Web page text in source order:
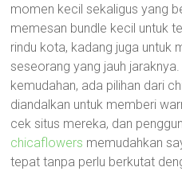
momen kecil sekaligus yang
memesan bundle kecil untuk
rindu kota, kadang juga untuk
seseorang yang jauh
kemudahan, ada pilihan dari
diandalkan untuk memberi
cek situs mereka, dan
chicaflowers memudahkan
tepat tanpa perlu berkutat